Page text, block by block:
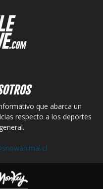
que abarca un
respecto a los deportes